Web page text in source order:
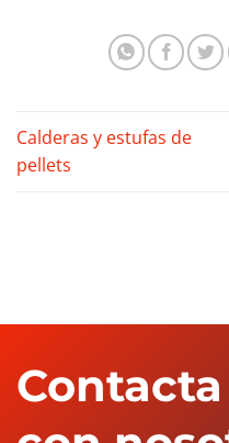
Calderas y estufas de
pellets
Contacta